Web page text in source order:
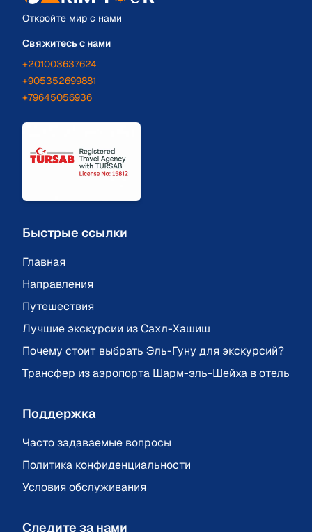
Откройте мир с нами
Свяжитесь с нами
+201003637624
+905352699881
+79645056936
Быстрые ссылки
Главная
Направления
Путешествия
Лучшие экскурсии из Сахл-Хашиш
Почему стоит выбрать Эль-Гуну для экскурсий?
Трансфер из аэропорта Шарм-эль-Шейха в отель
Поддержка
Часто задаваемые вопросы
Политика конфиденциальности
Условия обслуживания
Следите за нами